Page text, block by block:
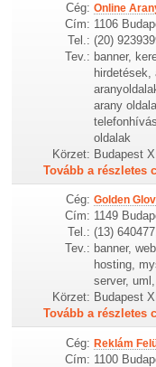
Cég: Online
Cím: 1106
Tel.: (20)
Tev.: banner,
arany
oldalak
Körzet: Budapest
Tovább a részletes
Cég: Golden
Cím: 1149
Tel.: (13)
Tev.: banner,
hosting,
server,
Körzet: Budapest
Tovább a részletes
Cég: Reklám
Cím: 1100